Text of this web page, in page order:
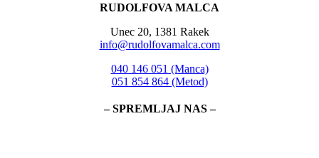
RUDOLFOVA MALCA
Unec 20, 1381 Rakek
info@rudolfovamalca.com
040 146 051 (Manca)
051 854 864 (Metod)
– SPREMLJAJ NAS –